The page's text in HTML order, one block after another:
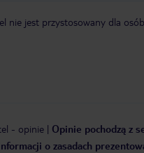
nie jest przystosowany dla
- opinie | Opinie pochodzą z
o zasadach